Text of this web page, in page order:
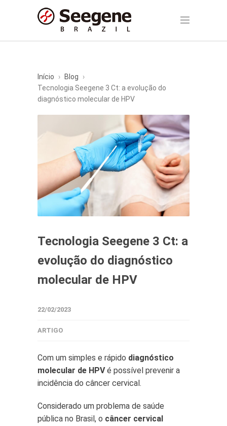
Início › Blog
›
Tecnologia Seegene 3 Ct: a evolução do
diagnóstico molecular de HPV
Tecnologia Seegene 3 Ct: a
evolução do diagnóstico
molecular de HPV
22/02/2023
ARTIGO
Com um simples e rápido diagnóstico
molecular de HPVé possível prevenir a
incidência do câncer cervical.
Considerado um problema de saúde
pública no Brasil, o câncer cervical